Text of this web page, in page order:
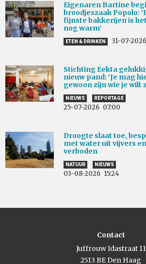
Eigenaren Bartine
broodjeszaak Popolo:
fijnste bakkerijen is
nog warm’
ETEN & DRINKEN 31-07-2026
Stichting Eekta
nieuw pand: ‘Je mag
gewoon zijn wie je wilt
NIEUWS REPORTAGE
25-07-2026 07:00
Droogte slaat toe,
met water uit vijvers
verboden
NATUUR NIEUWS
03-08-2026 15:24
Contact
Juffrouw Idastraat 11
2513 BE Den Haag